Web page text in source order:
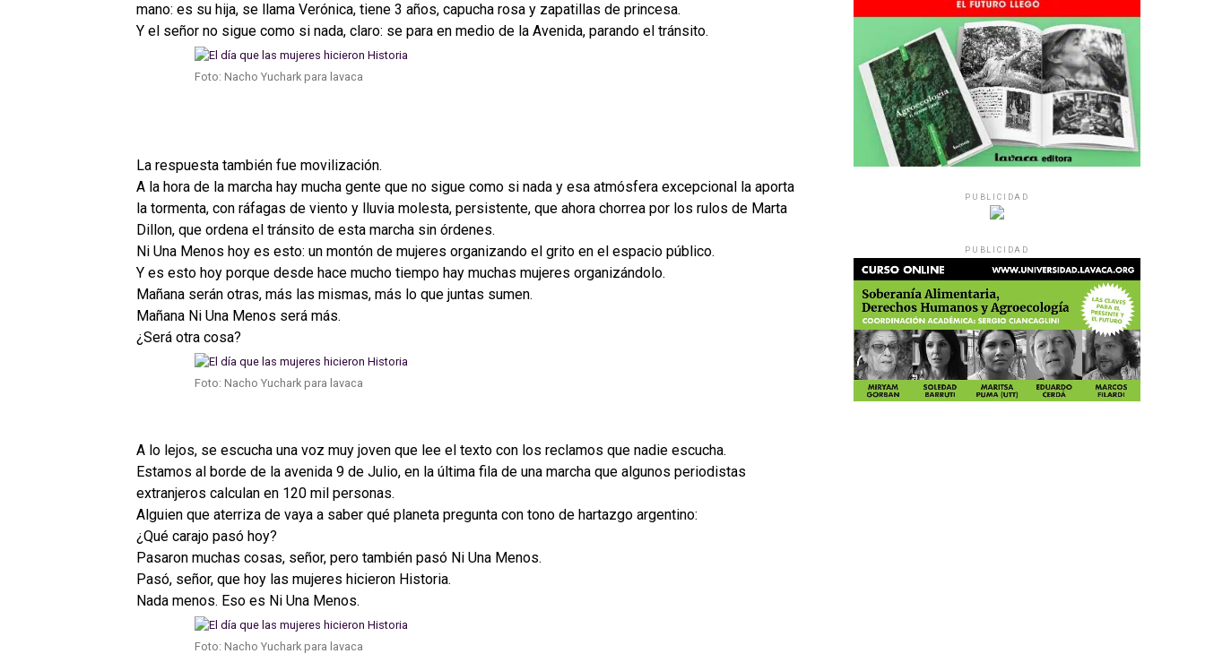
mano: es su hija, se llama Verónica, tiene 3 años, capucha rosa y zapatillas de princesa.
Y el señor no sigue como si nada, claro: se para en medio de la Avenida, parando el tránsito.
Foto: Nacho Yuchark para lavaca
La respuesta también fue movilización.
A la hora de la marcha hay mucha gente que no sigue como si nada y esa atmósfera excepcional la aporta
la tormenta, con ráfagas de viento y lluvia molesta, persistente, que ahora chorrea por los rulos de Marta
Dillon, que ordena el tránsito de esta marcha sin órdenes.
Ni Una Menos hoy es esto: un montón de mujeres organizando el grito en el espacio público.
Y es esto hoy porque desde hace mucho tiempo hay muchas mujeres organizándolo.
Mañana serán otras, más las mismas, más lo que juntas sumen.
Mañana Ni Una Menos será más.
¿Será otra cosa?
Foto: Nacho Yuchark para lavaca
A lo lejos, se escucha una voz muy joven que lee el texto con los reclamos que nadie escucha.
Estamos al borde de la avenida 9 de Julio, en la última fila de una marcha que algunos periodistas
extranjeros calculan en 120 mil personas.
Alguien que aterriza de vaya a saber qué planeta pregunta con tono de hartazgo argentino:
¿Qué carajo pasó hoy?
Pasaron muchas cosas, señor, pero también pasó Ni Una Menos.
Pasó, señor, que hoy las mujeres hicieron Historia.
Nada menos. Eso es Ni Una Menos.
Foto: Nacho Yuchark para lavaca
PUBLICIDAD
PUBLICIDAD